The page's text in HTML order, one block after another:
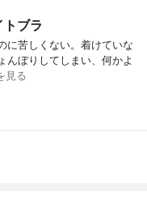
ブラ
に苦しくない。着けていな
んぼりしてしまい、何かよ
見る